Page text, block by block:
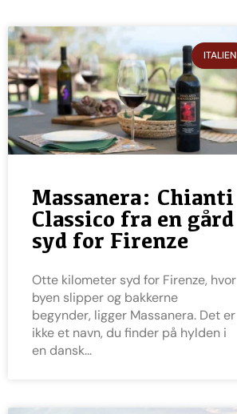
ITALIEN
Massanera: Chianti
Classico fra en gård
syd for Firenze
Otte kilometer syd for Firenze, hvor
byen slipper og bakkerne
begynder, ligger Massanera. Det er
ikke et navn, du finder på hylden i
en dansk